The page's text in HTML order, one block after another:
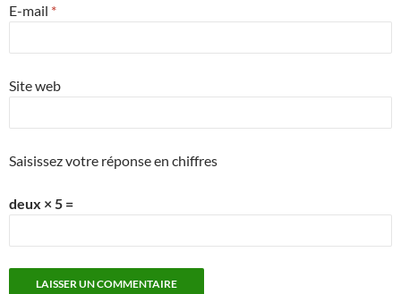
E-mail *
Site web
Saisissez votre réponse en chiffres
deux × 5 =